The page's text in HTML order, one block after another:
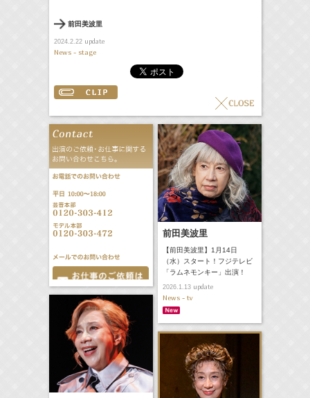
前田美波里
2024.2.22update
News - stage
前田美波里
【前田美波里】1月14日
（水）スタート！フジテレビ
「ラムネモンキー」出演！
2026.1.13update
News - tv